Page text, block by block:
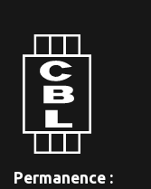
Permanence :